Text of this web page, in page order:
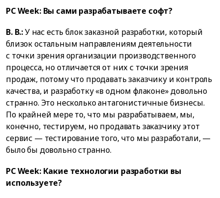
PC Week: Вы сами разрабатываете софт?
В. В.:У нас есть блок заказной разработки, который
близок остальным направлениям деятельности
с точки зрения организации производственного
процесса, но отличается от них с точки зрения
продаж, потому что продавать заказчику и контроль
качества, и разработку «в одном флаконе» довольно
странно. Это несколько антагонистичные бизнесы.
По крайней мере то, что мы разрабатываем, мы,
конечно, тестируем, но продавать заказчику этот
сервис — тестирование того, что мы разработали, —
было бы довольно странно.
PC Week: Какие технологии разработки вы
используете?